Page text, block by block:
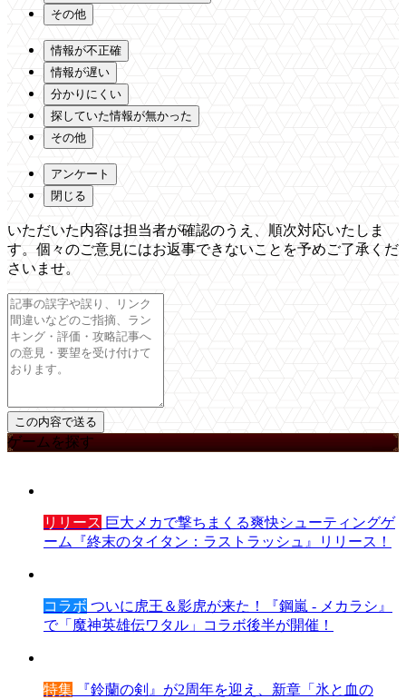
その他
情報が不正確
情報が遅い
分かりにくい
探していた情報が無かった
その他
アンケート
閉じる
いただいた内容は担当者が確認のうえ、順次対応いたしま
す。個々のご意見にはお返事できないことを予めご了承くだ
さいませ。
ゲームを探す
リリース 巨大メカで撃ちまくる爽快シューティングゲ
ーム『終末のタイタン：ラストラッシュ』リリース！
コラボ ついに虎王＆影虎が来た！『鋼嵐 - メカラシ』
で「魔神英雄伝ワタル」コラボ後半が開催！
特集 『鈴蘭の剣』が2周年を迎え、新章「氷と血の